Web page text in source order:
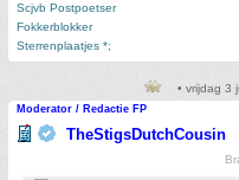
Scjvb Postpoetser
Fokkerblokker
Sterrenplaatjes *;
• vrijdag 3
Moderator / Redactie FP
TheStigsDutchCousin